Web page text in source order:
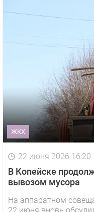
ЖКХ
22 июня 2026 16:20
В Копейске
вывозом мусора
На аппаратном